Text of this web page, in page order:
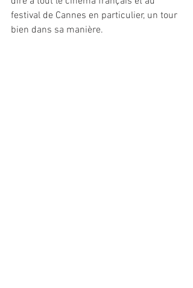
festival de Cannes en particulier, un tour
bien dans sa manière.